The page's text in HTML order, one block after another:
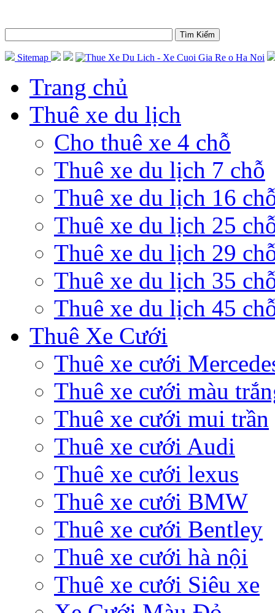
Sitemap
Trang chủ
Thuê xe du lịch
Cho thuê xe 4 chỗ
Thuê xe du lịch 7 chỗ
Thuê xe du lịch 16
Thuê xe du lịch 25
Thuê xe du lịch 29
Thuê xe du lịch 35
Thuê xe du lịch 45
Thuê Xe Cưới
Thuê xe cưới
Thuê xe cưới màu
Thuê xe cưới mui trần
Thuê xe cưới Audi
Thuê xe cưới lexus
Thuê xe cưới BMW
Thuê xe cưới Bentley
Thuê xe cưới hà nội
Thuê xe cưới Siêu xe